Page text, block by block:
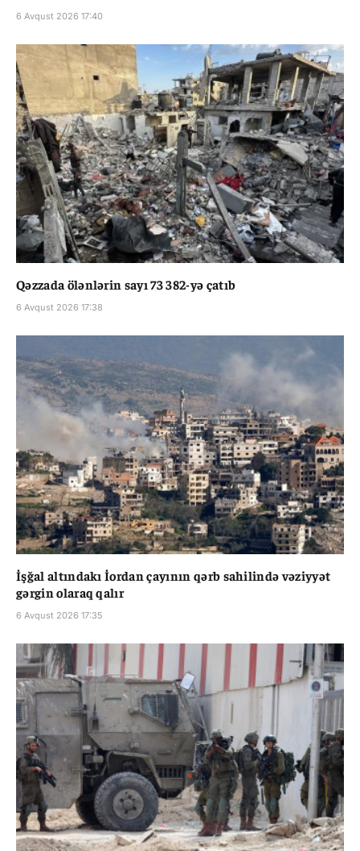
6 Avqust 2026 17:40
Qəzzada ölənlərin sayı 73 382-yə çatıb
6 Avqust 2026 17:38
İşğal altındakı İordan çayının qərb sahilində vəziyyət
gərgin olaraq qalır
6 Avqust 2026 17:35